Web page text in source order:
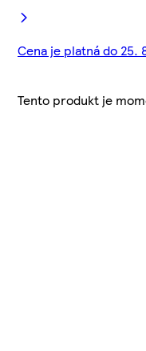
Cena je platná do 25.
Tento produkt je